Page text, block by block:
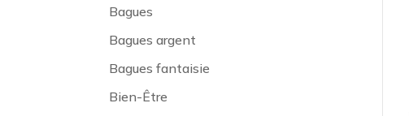
Bagues
Bagues argent
Bagues fantaisie
Bien-Être